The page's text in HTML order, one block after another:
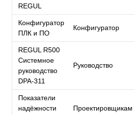
REGUL
Конфигуратор
ПЛК и ПО
Конфигуратор
REGUL R500
Системное
руководство
DPA-311
Руководство
Показатели
надёжности
Проектировщикам